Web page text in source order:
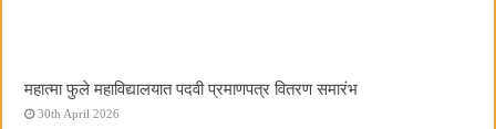
महात्मा फुले महाविद्यालयात पदवी प्रमाणपत्र वितरण समारंभ
30th April 2026